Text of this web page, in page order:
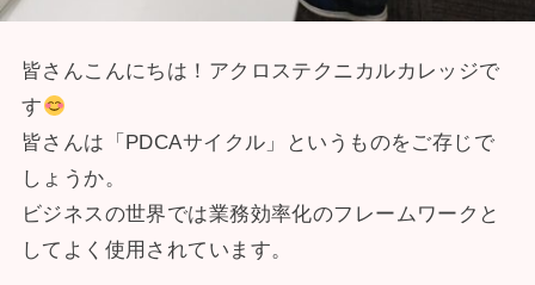
皆さんこんにちは！アクロステクニカルカレッジで
す
皆さんは「PDCAサイクル」というものをご存じで
しょうか。
ビジネスの世界では業務効率化のフレームワークと
してよく使用されています。